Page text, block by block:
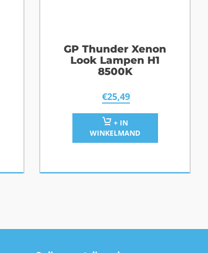
GP Thunder Xenon
Look Lampen H1
8500K
€25,49
+ IN
WINKELMAND